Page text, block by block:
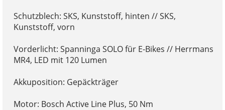
Schutzblech: SKS, Kunststoff, hinten // SKS,
Kunststoff, vorn
Vorderlicht: Spanninga SOLO für E-Bikes // Herrmans
MR4, LED mit 120 Lumen
Akkuposition: Gepäckträger
Motor: Bosch Active Line Plus, 50 Nm